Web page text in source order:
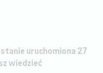
uruchomiona 27
wiedzieć